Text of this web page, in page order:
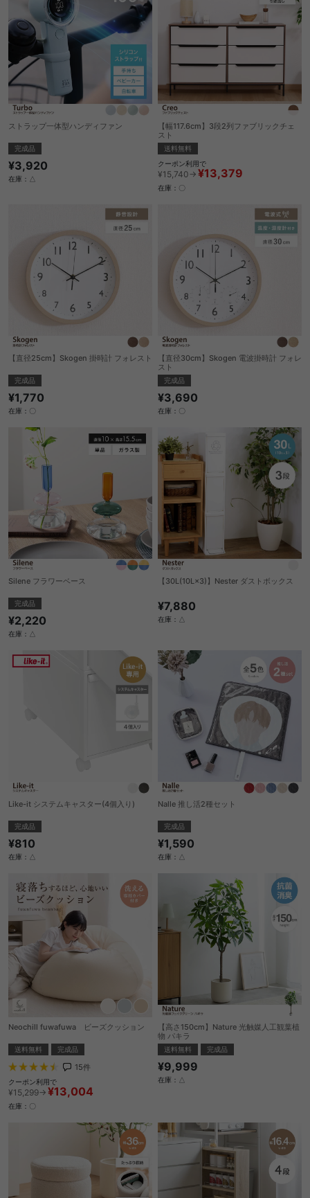
ストラップ一体型ハンディファン
完成品
¥3,920
在庫：△
【幅117.6cm】3段2列ファブリックチェ
スト
送料無料
クーポン利用で
¥15,740→ ¥13,379
在庫：〇
【直径25cm】Skogen 掛時計 フォレスト
完成品
¥1,770
在庫：〇
【直径30cm】Skogen 電波掛時計 フォレ
スト
完成品
¥3,690
在庫：〇
Silene フラワーベース
完成品
¥2,220
在庫：△
【30L(10L×3)】Nester ダストボックス
¥7,880
在庫：△
Like-it システムキャスター(4個入り)
完成品
¥810
在庫：△
Nalle 推し活2種セット
完成品
¥1,590
在庫：△
Neochill fuwafuwa ビーズクッション
送料無料 完成品
15件
クーポン利用で
¥15,299→ ¥13,004
在庫：〇
【高さ150cm】Nature 光触媒人工観葉植
物 パキラ
送料無料 完成品
¥9,999
在庫：△